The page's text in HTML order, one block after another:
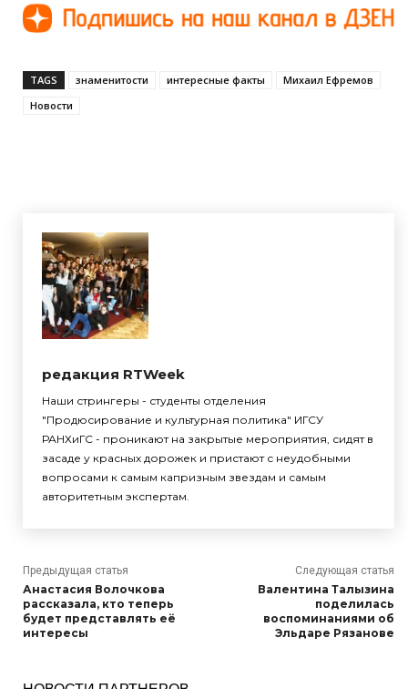
TAGS знаменитости интересные факты
Михаил Ефремов
Новости
редакция RTWeek
Наши стрингеры - студенты отделения
"Продюсирование и культурная политика" ИГСУ
РАНХиГС - проникают на закрытые мероприятия, сидят в
засаде у красных дорожек и пристают с неудобными
вопросами к самым капризным звездам и самым
авторитетным экспертам.
Предыдущая статья
Анастасия Волочкова
рассказала, кто теперь
будет представлять её
интересы
Следующая статья
Валентина Талызина
поделилась
воспоминаниями об
Эльдаре Рязанове